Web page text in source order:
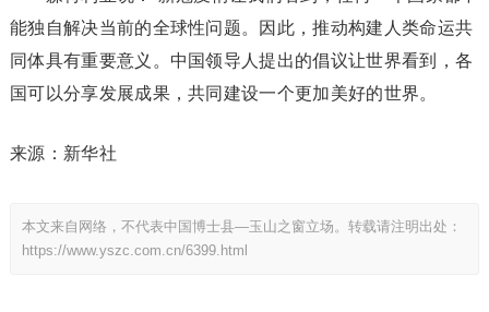
能独自解决当前的全球性问题。因此，推动构建人类命运共
同体具有重要意义。中国领导人提出的倡议让世界看到，各
国可以分享发展成果，共同建设一个更加美好的世界。
来源：新华社
本文来自网络，不代表中国博士县—玉山之窗立场。转载请注明出处：
https://www.yszc.com.cn/6399.html